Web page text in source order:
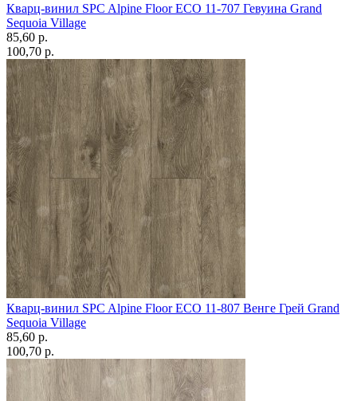
Кварц-винил SPC Alpine Floor ECO 11-707 Гевуина Grand
Sequoia Village
85,60 p.
100,70 p.
Кварц-винил SPC Alpine Floor ECO 11-807 Венге Грей Grand
Sequoia Village
85,60 p.
100,70 p.